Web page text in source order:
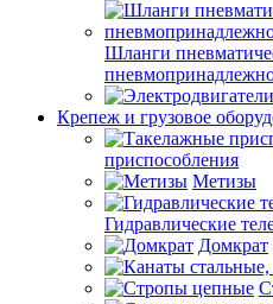
Шланги
Крепеж и грузовое
приспособления
Метизы
Гидравлические
Домкрат